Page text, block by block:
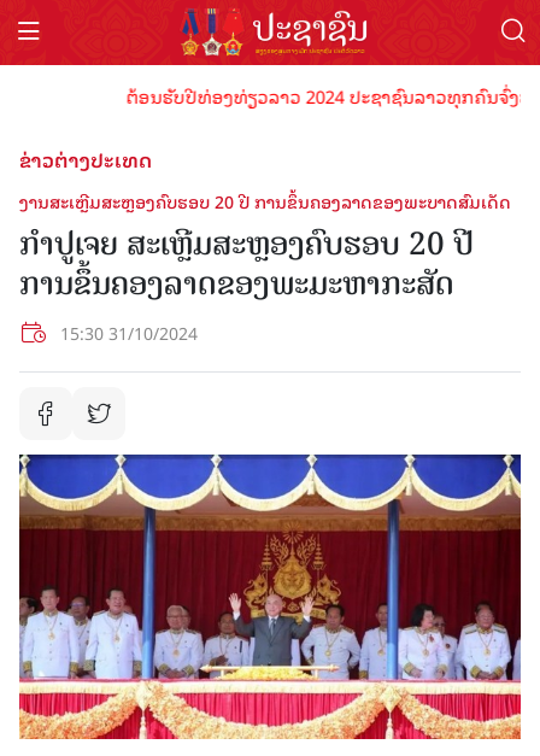
ຕ້ອນຮັບປີທ່ອງທ່ຽວລາວ 2024 ປະຊາຊົນລາວທຸກຄົນຈົ່ງພ້
ຂ່າວຕ່າງປະເທດ
ງານສະເຫຼີມສະຫຼອງຄົບຮອບ 20 ປີ ການຂຶ້ນຄອງລາດຂອງພະບາດສົມເດັດ
ກຳປູເຈຍ ສະເຫຼີມສະຫຼອງຄົບຮອບ 20 ປີ
ການຂຶ້ນຄອງລາດຂອງພະມະຫາກະສັດ
15:30 31/10/2024